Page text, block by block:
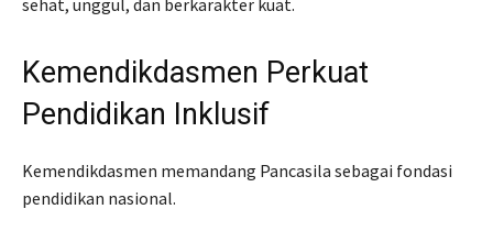
sehat, unggul, dan berkarakter kuat.
Kemendikdasmen Perkuat
Pendidikan Inklusif
Kemendikdasmen memandang Pancasila sebagai fondasi
pendidikan nasional.